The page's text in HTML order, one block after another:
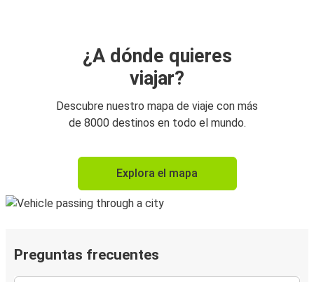
¿A dónde quieres
viajar?
Descubre nuestro mapa de viaje con más
de 8000 destinos en todo el mundo.
Explora el mapa
Preguntas frecuentes